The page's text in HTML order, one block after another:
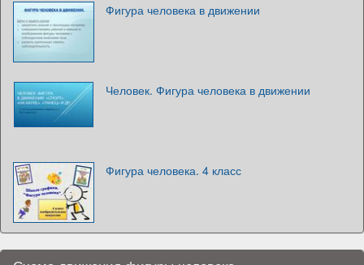
Фигура человека в движении
Человек. Фигура человека в движении
Фигура человека. 4 класс